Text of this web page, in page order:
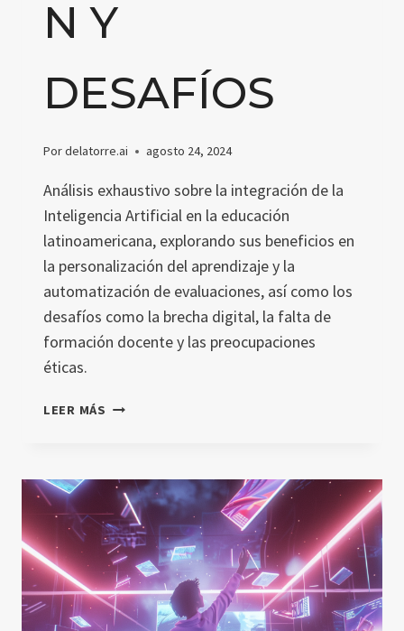
N Y
DESAFÍOS
Pordelatorre.ai agosto 24, 2024
Análisis exhaustivo sobre la integración de la
Inteligencia Artificial en la educación
latinoamericana, explorando sus beneficios en
la personalización del aprendizaje y la
automatización de evaluaciones, así como los
desafíos como la brecha digital, la falta de
formación docente y las preocupaciones
éticas.
LEER MÁS INTELIGENCIA
EDUCACIÓN
LATINOAMERICANA:
UN
ANÁLISIS
PROFUNDO
DE
SU